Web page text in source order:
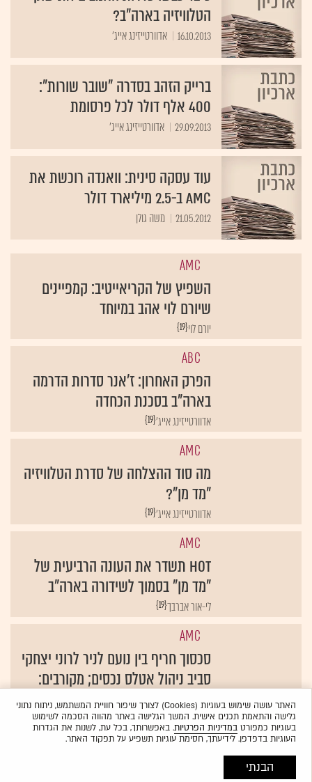
הטלוויזיה בארה"ב?
16.10.2013 אדוורטייזינג אייג'
ברייק הזהב בסדרה "שובר שורות":
400 אלף דולר לכל פרסומת
29.09.2013 אדוורטייזינג אייג'
עוד עסקה סינית: וואנדה רוכשת את
AMC ב-2.5 מיליארד דולר
21.05.2012 משה גולן
AMC
השפיץ של הקריאייטיב: קמפיינים
שיורם לוי אהב במיוחד
{19}יורם לוי
ABC
הפרק האחרון: ז'אנר סדרות הדרמה
בארה"ב בסכנת הכחדה
{19}אדוורטייזינג אייג'
AMC
מה סוד ההצלחה של סדרת הטלוויזיה
"מד מן"?
{19}אדוורטייזינג אייג'
AMC
HOT תשדר את העונה הרביעית של
"מד מן" בסמוך לשידורה בארה"ב
{19}לי-אור אברבך
AMC
סכסוך חריף בין נועם לניר לרוני יצחקי
סביב ניהול אטלס נכסים; מקורבים:
"המחלוקת הולכת למלחמה"
{19}הדס מגן‏
האתר עושה שימוש בעוגיות (Cookies) לצורך שיפור חוויית המשתמש, ניתוח נתוני
גלישה והתאמת תכנים אישית. המשך הגלישה באתר מהווה הסכמה לשימוש
בעוגיות כמפורטבמדיניות הפרטיות. באפשרותך, בכל עת, לשנות את הגדרות
העוגיות בדפדפן. לידיעתך, חסימת עוגיות תשפיע על תפקוד האתר.
הבנתי